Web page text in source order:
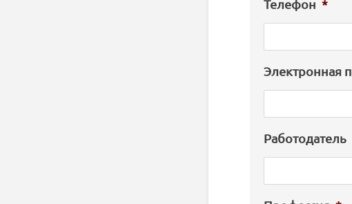
Телефон *
Электронная
Работодатель